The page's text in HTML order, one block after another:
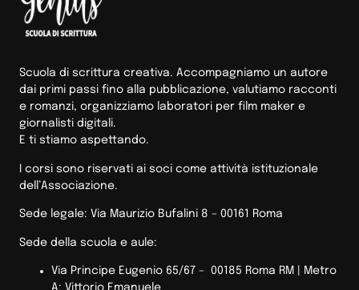
Scuola di scrittura creativa. Accompagniamo un autore
dai primi passi fino alla pubblicazione, valutiamo racconti
e romanzi, organizziamo laboratori per film maker e
giornalisti digitali.
E ti stiamo aspettando.
I corsi sono riservati ai soci come attività istituzionale
dell’Associazione.
Sede legale: Via Maurizio Bufalini 8 – 00161 Roma
Sede della scuola e aule:
Via Principe Eugenio 65/67 – 00185 Roma RM |
Metro
A: Vittorio Emanuele